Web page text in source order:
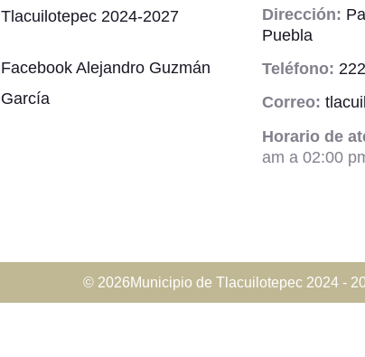
Tlacuilotepec 2024-2027
Facebook Alejandro Guzmán
García
Dirección:
Puebla
Teléfono:
Correo:
Horario de
am a 02:00
© 2026Municipio de Tlacuilotepec 2024 -